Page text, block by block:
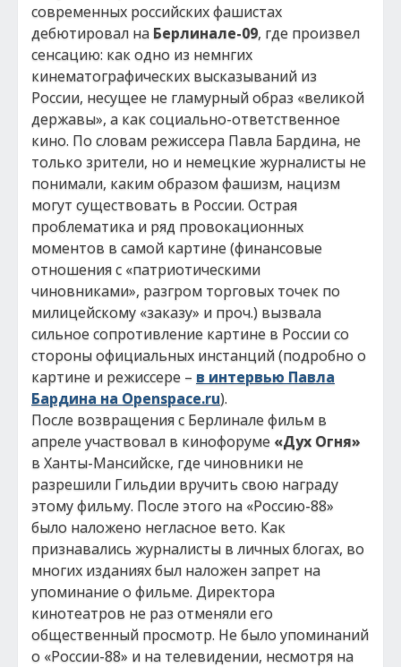
современных российских фашистах
дебютировал на Берлинале-09, где произвел
сенсацию: как одно из немнгих
кинематографических высказываний из
России, несущее не гламурный образ «великой
державы», а как социально-ответственное
кино. По словам режиссера Павла Бардина, не
только зрители, но и немецкие журналисты не
понимали, каким образом фашизм, нацизм
могут существовать в России. Острая
проблематика и ряд провокационных
моментов в самой картине (финансовые
отношения с «патриотическими
чиновниками», разгром торговых точек по
милицейскому «заказу» и проч.) вызвала
сильное сопротивление картине в России со
стороны официальных инстанций (подробно о
картине и режиссере – в интервью Павла
Бардина на Openspace.ru).
После возвращения с Берлинале фильм в
апреле участвовал в кинофоруме «Дух Огня»
в Ханты-Мансийске, где чиновники не
разрешили Гильдии вручить свою награду
этому фильму. После этого на «Россию-88»
было наложено негласное вето. Как
признавались журналисты в личных блогах, во
многих изданиях был наложен запрет на
упоминание о фильме. Директора
кинотеатров не раз отменяли его
общественный просмотр. Не было упоминаний
о «России-88» и на телевидении, несмотря на